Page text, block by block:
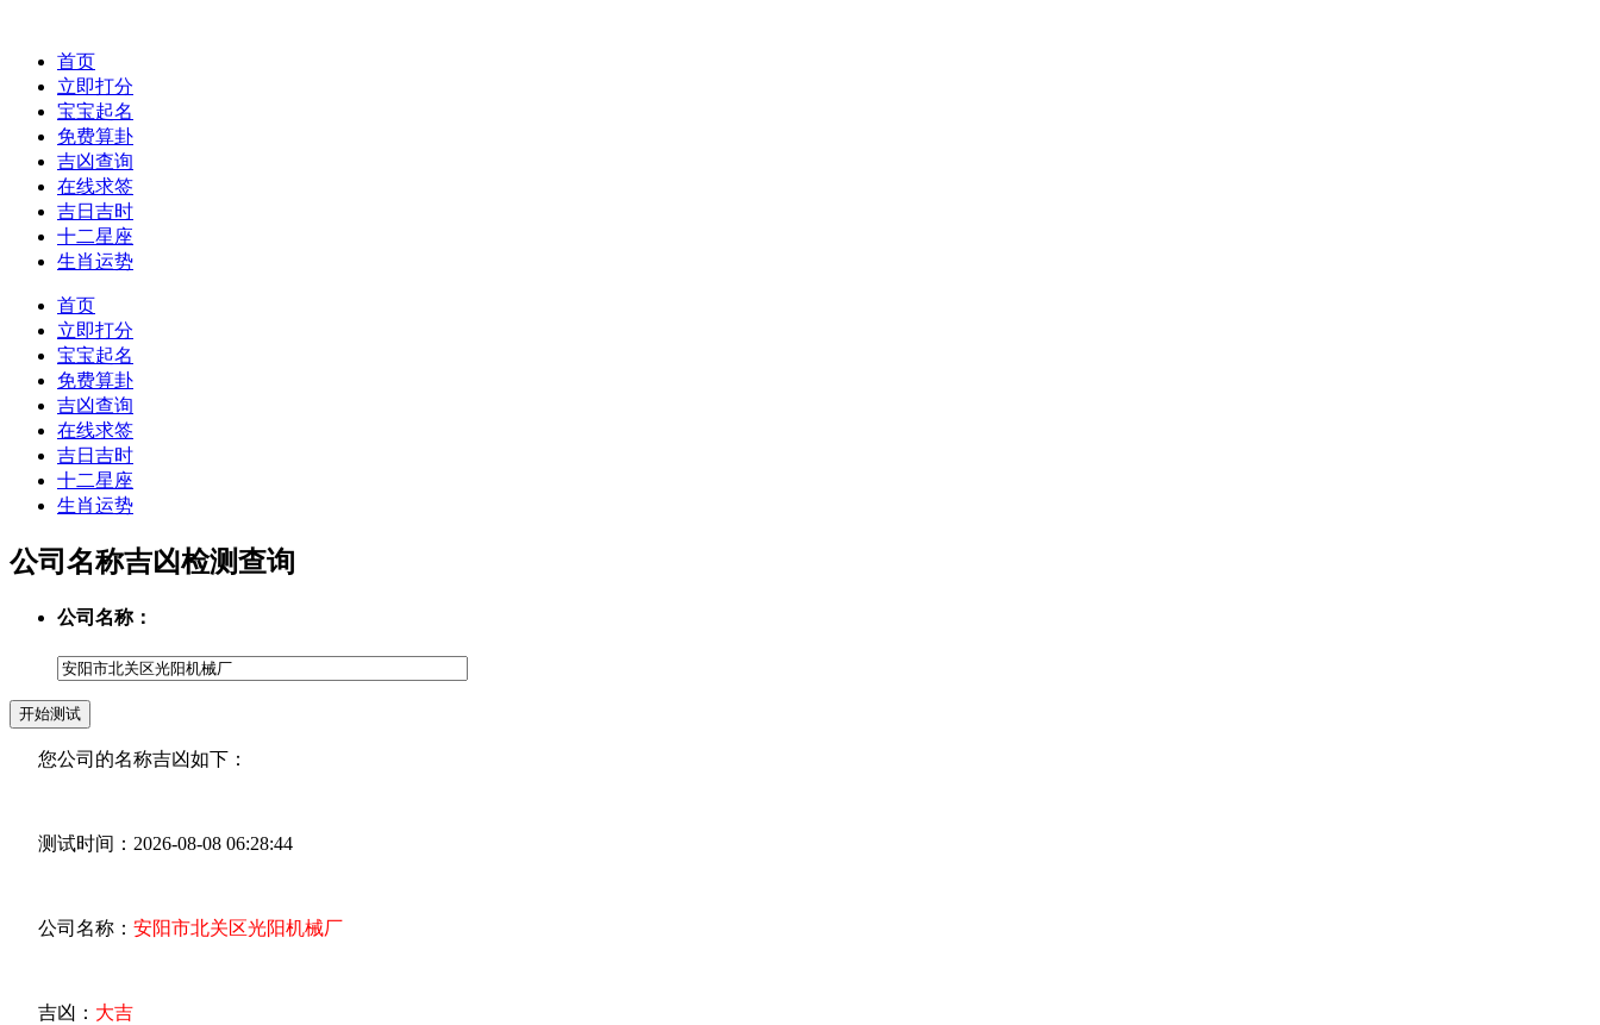
首页
立即打分
宝宝起名
免费算卦
吉凶查询
在线求签
吉日吉时
十二星座
生肖运势
首页
立即打分
宝宝起名
免费算卦
吉凶查询
在线求签
吉日吉时
十二星座
生肖运势
公司名称吉凶检测查询
公司名称：
您公司的名称吉凶如下：
测试时间：2026-08-08 06:28:44
公司名称： 安阳市北关区光阳机械厂
吉凶： 大吉